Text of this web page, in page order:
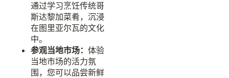
通过学习烹饪传统哥
斯达黎加菜肴，沉浸
在图里亚尔瓦的文化
中。
参观当地市场： 体验
当地市场的活力氛
围，您可以品尝新鲜